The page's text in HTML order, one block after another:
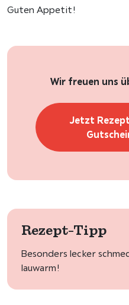
Guten Appetit!
Wir freuen uns
Jetzt
Rezept-Tipp
Besonders lecker
lauwarm!